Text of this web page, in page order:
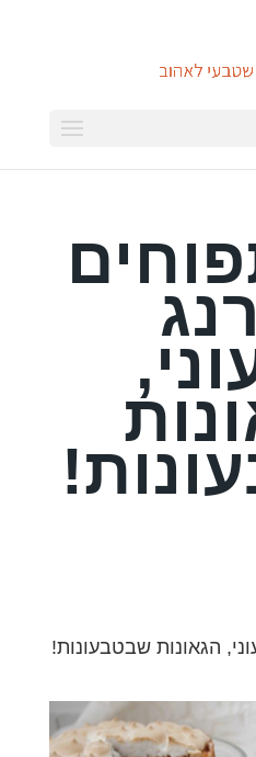
הגאונות שבטבעונות!